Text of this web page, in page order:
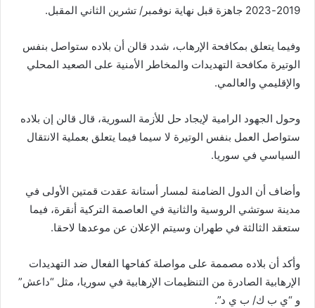
2019-2023 جاهزة قبل نهاية نوفمبر/ تشرين الثاني المقبل.
وفيما يتعلق بمكافحة الإرهاب، شدد قالن أن بلاده ستواصل بنفس
الوتيرة مكافحة التهديدات والمخاطر الأمنية على الصعيد المحلي
والإقليمي والعالمي.
وحول الجهود الرامية لإيجاد حل للأزمة السورية، قال قالن إن بلاده
ستواصل العمل بنفس الوتيرة لا سيما فيما يتعلق بعملية الانتقال
السياسي في سوريا.
وأضاف أن الدول الضامنة لمسار أستانة عقدت قمتين الأولى في
مدينة سوتشي الروسية والثانية في العاصمة التركية أنقرة، فيما
ستعقد الثالثة في طهران وسيتم الإعلان عن موعدها لاحقا.
وأكد أن بلاده مصممة على مواصلة كفاحها الفعال ضد التهديدات
الإرهابية الصادرة من التنظيمات الإرهابية في سوريا، مثل “داعش”
و “ي ب ك/ ب ي د”.